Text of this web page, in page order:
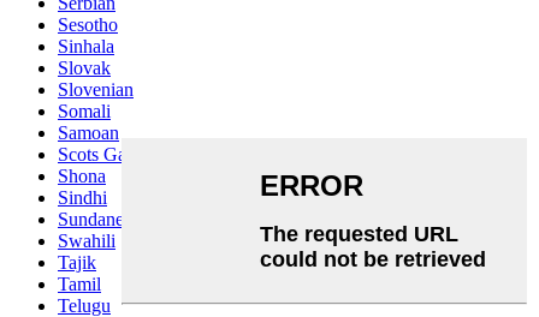
Sesotho
Sinhala
Slovak
Slovenian
Somali
Samoan
Scots Gaelic
Shona
Sindhi
Sundanese
Swahili
Tajik
Tamil
Telugu